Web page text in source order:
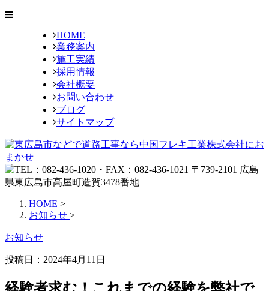
HOME
業務案内
施工実績
採用情報
会社概要
お問い合わせ
ブログ
サイトマップ
HOME >
お知らせ >
お知らせ
投稿日：2024年4月11日